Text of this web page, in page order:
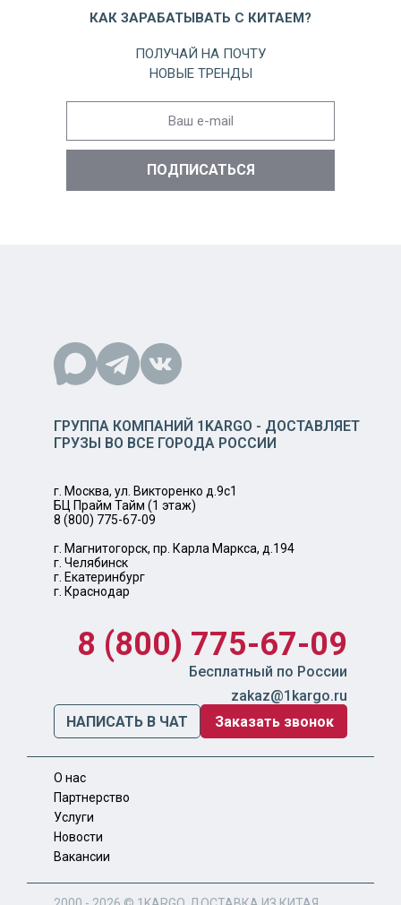
КАК ЗАРАБАТЫВАТЬ С КИТАЕМ?
ПОЛУЧАЙ НА ПОЧТУ
НОВЫЕ ТРЕНДЫ
ГРУППА КОМПАНИЙ 1KARGO - ДОСТАВЛЯЕТ
ГРУЗЫ ВО ВСЕ ГОРОДА РОССИИ
г. Москва, ул. Викторенко д.9с1
БЦ Прайм Тайм (1 этаж)
8 (800) 775-67-09
г. Магнитогорск, пр. Карла Маркса, д.194
г. Челябинск
г. Екатеринбург
г. Краснодар
8 (800) 775-67-09
Бесплатный по России
zakaz@1kargo.ru
НАПИСАТЬ В ЧАТ
Заказать звонок
О нас
Партнерство
Услуги
Новости
Вакансии